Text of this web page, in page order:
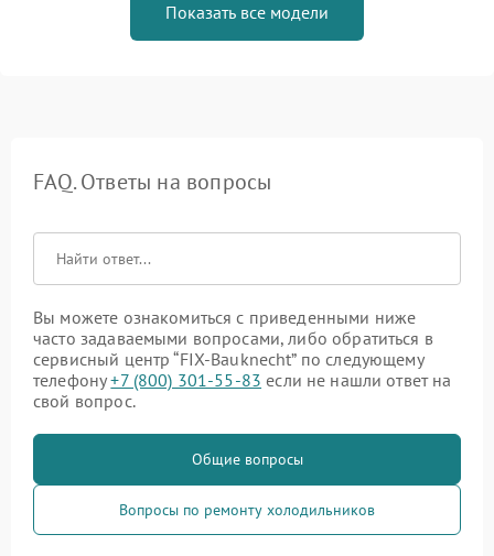
Показать все модели
FAQ. Ответы на вопросы
Вы можете ознакомиться с приведенными ниже
часто задаваемыми вопросами, либо обратиться в
сервисный центр “FIX-Bauknecht” по следующему
телефону+7 (800) 301-55-83 если не нашли ответ на
свой вопрос.
Общие вопросы
Вопросы по ремонту холодильников